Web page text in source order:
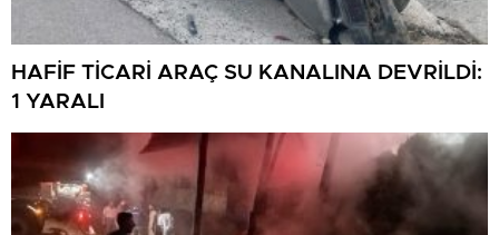
HAFİF TİCARİ ARAÇ SU KANALINA DEVRİLDİ:
1 YARALI